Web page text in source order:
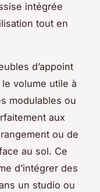
intégrée
tout en
d’appoint
volume utile à
modulables ou
aux
ou de
au sol. Ce
d’intégrer des
un studio ou